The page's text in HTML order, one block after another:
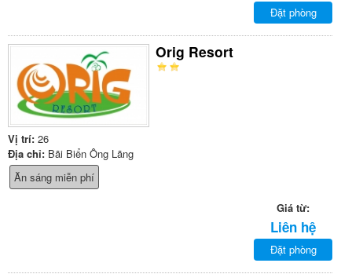
Đặt phòng
Orig Resort
Vị trí: 26
Địa chỉ: Bãi Biển Ông Lãng
Ăn sáng miễn phí
Giá từ:
Liên hệ
Đặt phòng